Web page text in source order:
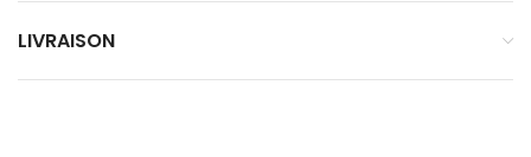
LIVRAISON